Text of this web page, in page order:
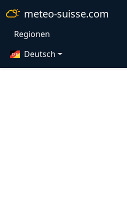
meteo-suisse.com
Regionen
Deutsch